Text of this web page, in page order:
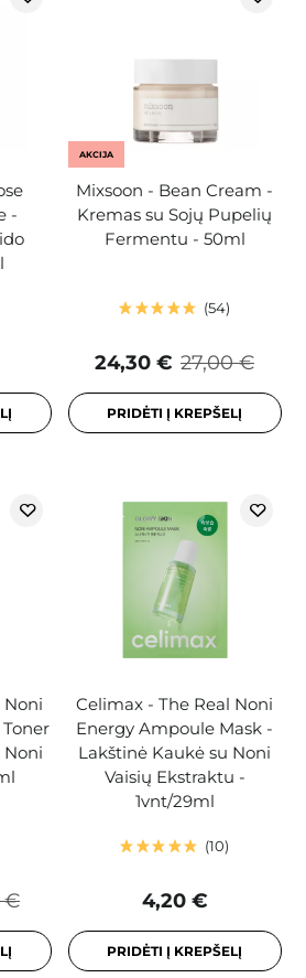
-
AKCIJA
Mixsoon - Bean Cream -
Kremas su Sojų Pupelių
Fermentu - 50ml
54
27,00 €
24,30 €
PRIDĖTI Į KREPŠELĮ
Noni
Noni
€
Celimax - The Real Noni
Energy Ampoule Mask -
Lakštinė Kaukė su Noni
Vaisių Ekstraktu -
1vnt/29ml
10
4,20 €
PRIDĖTI Į KREPŠELĮ